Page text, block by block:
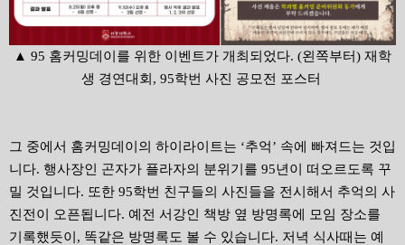
▲ 95 홈커밍데이를 위한 이벤트가 개최되었다. (왼쪽부터) 재학
생 경연대회, 95학번 사진 공모전 포스터
그 중에서 홈커밍데이의 하이라이트는 ‘추억’ 속에 빠져드는 것입
니다. 행사장인 곤자가 플라자의 분위기를 95년이 떠오르도록 꾸
밀 것입니다. 또한 95학번 친구들의 사진들을 전시해서 추억의 사
진전이 오픈됩니다. 예전 서강인 책방 옆 방명록에 모임 장소를
기록했듯이, 똑같은 방명록도 볼 수 있습니다. 저녁 식사때는 예